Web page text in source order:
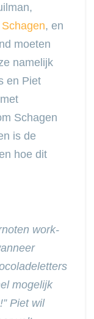
, en
moeten
namelijk
en Piet
Schagen
is de
hoe dit
work-
mogelijk
Piet wil